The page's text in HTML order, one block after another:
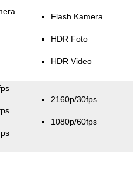
Flash Kamera
HDR Foto
HDR Video
2160p/30fps
1080p/60fps